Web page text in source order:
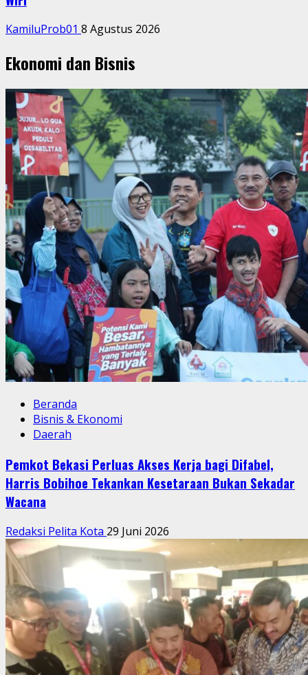
KamiluProb01 8 Agustus 2026
Ekonomi dan Bisnis
Beranda
Bisnis & Ekonomi
Daerah
Pemkot Bekasi Perluas Akses Kerja bagi Difabel,
Harris Bobihoe Tekankan Kesetaraan Bukan Sekadar
Wacana
Redaksi Pelita Kota 29 Juni 2026